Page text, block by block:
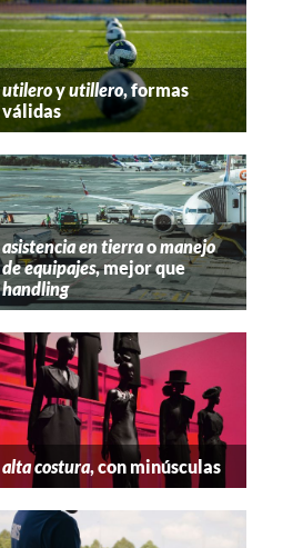
utileroyutillero, formas
válidas
asistencia en tierraomanejo
de equipajes, mejor que
handling
alta costura, con minúsculas